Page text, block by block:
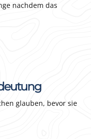
nachdem das
glauben, bevor sie